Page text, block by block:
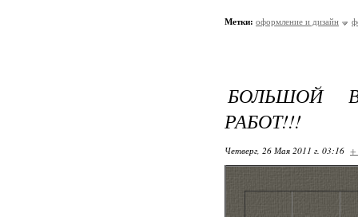
Метки: оформление и дизайн
БОЛЬШОЙ
РАБОТ!!!
Четверг, 26 Мая 2011 г. 03:16 +